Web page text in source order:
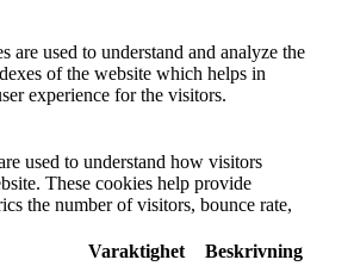
are used to understand and analyze the
of the website which helps in
experience for the visitors.
used to understand how visitors
These cookies help provide
the number of visitors, bounce rate,
Varaktighet Beskrivning